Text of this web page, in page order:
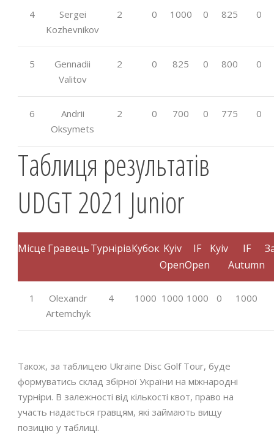
4
Sergei
Kozhevnikov
2 0 1000 0 825 0
5
Gennadii
Valitov
2 0 825 0 800 0
6
Andrii
Oksymets
2 0 700 0 775 0
Таблиця результатів
UDGT 2021 Junior
Місце ГравецьТурнірівКубок Kyiv
Open
IF
Open
Kyiv
IF
Autumn
1
Olexandr
Artemchyk
4 1000 1000 1000 0 1000
Також, за таблицею Ukraine Disc Golf Tour, буде
формуватись склад збірної України на міжнародні
турніри. В залежності від кількості квот, право на
участь надається гравцям, які займають вищу
позицію у таблиці.